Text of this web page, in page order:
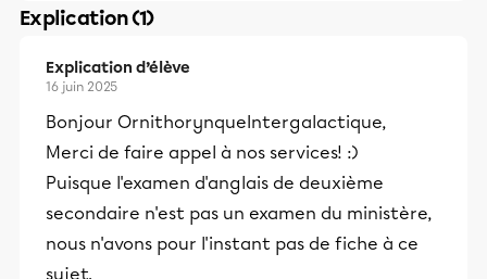
Explication (1)
Explication d’élève
16 juin 2025
Bonjour OrnithorynqueIntergalactique,
Merci de faire appel à nos services! :)
Puisque l'examen d'anglais de deuxième
secondaire n'est pas un examen du ministère,
nous n'avons pour l'instant pas de fiche à ce
sujet.